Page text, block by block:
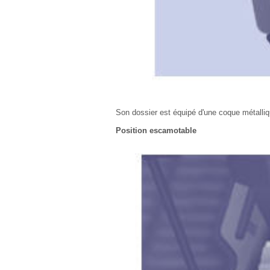
Son dossier est équipé d'une coque
Position escamotable